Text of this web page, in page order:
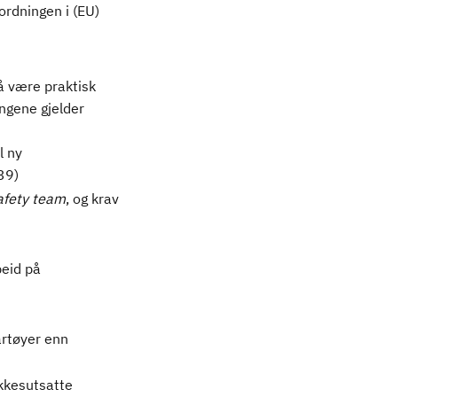
i (EU)
være praktisk
gjelder
ny
team, og krav
på
enn